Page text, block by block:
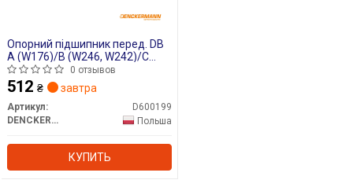
Опорний підшипник перед. DB
A (W176)/B (W246, W242)/C
(W204, S204, C204)/E (W212,
S212)
0 отзывов
512 ₴ завтра
Артикул:
D600199
DENCKERMANN
Польша
КУПИТЬ